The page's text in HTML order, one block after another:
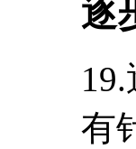
逐
有